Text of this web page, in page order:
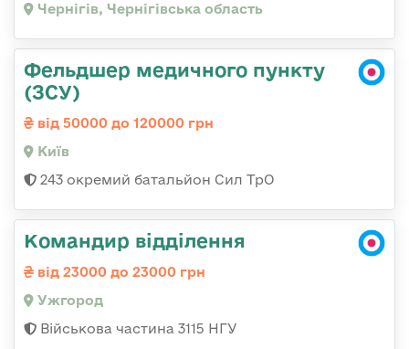
Чернігів, Чернігівська область
Фельдшер медичного пункту
(ЗСУ)
від 50000 до 120000 грн
Київ
243 окремий батальйон Сил ТрО
Командир відділення
від 23000 до 23000 грн
Ужгород
Військова частина 3115 НГУ